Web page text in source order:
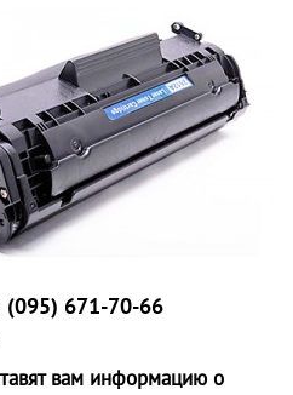
671-70-66
вам информацию о